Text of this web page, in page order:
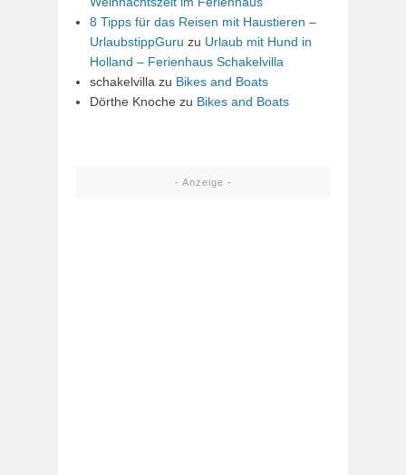
8 Tipps für das Reisen mit Haustieren –
UrlaubstippGuru zu Urlaub mit Hund in
Holland – Ferienhaus Schakelvilla
schakelvilla zu Bikes and Boats
Dörthe Knoche zu Bikes and Boats
- Anzeige -